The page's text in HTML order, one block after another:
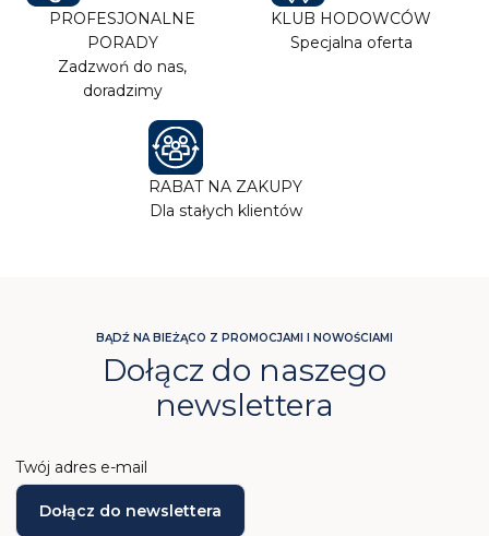
PROFESJONALNE
PORADY
Zadzwoń do nas,
doradzimy
KLUB HODOWCÓW
Specjalna oferta
RABAT NA ZAKUPY
Dla stałych klientów
BĄDŹ NA BIEŻĄCO Z PROMOCJAMI I NOWOŚCIAMI
Dołącz do naszego
newslettera
Twój adres e-mail
Dołącz do newslettera